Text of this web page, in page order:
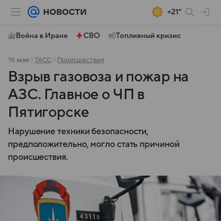
+21°
Война в Иране СВО Топливный кризис
16 мая ТАСС Происшествия
Взрыв газовоза и пожар на
АЗС. Главное о ЧП в
Пятигорске
Нарушение техники безопасности,
предположительно, могло стать причиной
происшествия.